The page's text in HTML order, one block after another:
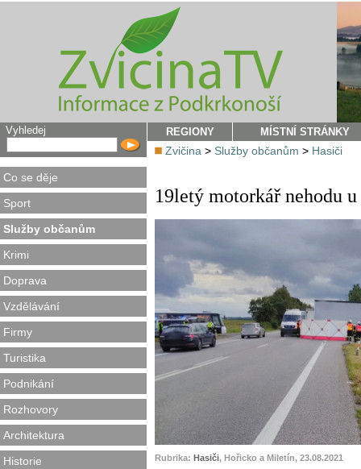
Vyhledej
Co se děje
Sport
Služby občanům
Krimi
Doprava
Vzdělávání
Firmy
Turistika
Podnikání
Rozhovory
Architektura
Historie
REGIONY MÍSTNÍ STRÁNKY
Zvičina > Služby občanům > Hasiči
19letý motorkář nehodu
Rubrika: Hasiči, Hořicko a Miletín, 23.08.2021